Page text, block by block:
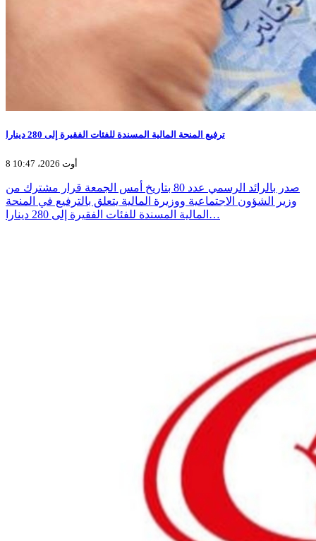
ترفيع المنحة المالية المسندة للفئات الفقيرة إلى 280 دينارا
8 أوت 2026، 10:47
صدر بالرائد الرسمي عدد 80 بتاريخ أمس الجمعة قرار مشترك من
وزير الشؤون الاجتماعية ووزيرة المالية يتعلق بالترفيع في المنحة
المالية المسندة للفئات الفقيرة إلى 280 دينارا…